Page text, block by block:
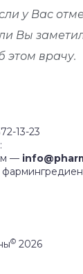
у Вас
Вы
этом врачу.
13-23
—
©2026